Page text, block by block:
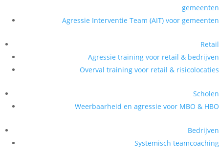
gemeenten
Agressie Interventie Team (AIT) voor gemeenten
Retail
Agressie training voor retail & bedrijven
Overval training voor retail & risicolocaties
Scholen
Weerbaarheid en agressie voor MBO & HBO
Bedrijven
Systemisch teamcoaching